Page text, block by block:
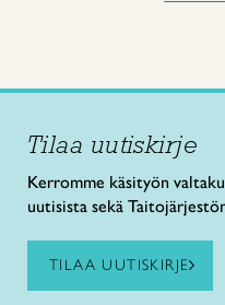
Tilaa uutiskirje
Kerromme käsityön
uutisista sekä
TILAA UUTISKIRJE